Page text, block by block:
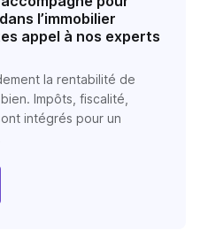
l’immobilier
appel à nos experts
la rentabilité de
Impôts, fiscalité,
intégrés pour un